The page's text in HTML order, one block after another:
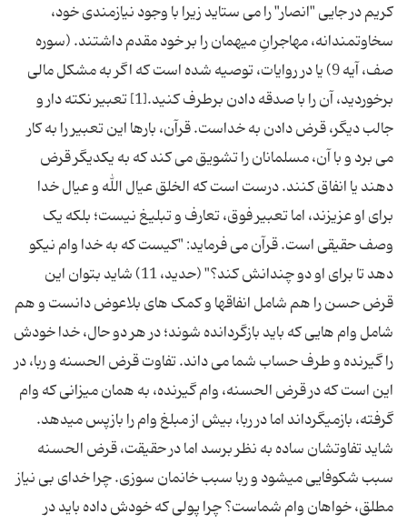
کریم در جایی "انصار" را می ستاید زیرا با وجود نیازمندی خود،
سخاوتمندانه، مهاجرانِ میهمان را بر خود مقدم داشتند. (سوره
صف، آیه 9) یا در روایات، توصیه شده است که اگر به مشکل مالی
برخوردید، آن را با صدقه دادن برطرف کنید.[1] تعبیر نکته ­دار و
جالب دیگر، قرض دادن به خداست. قرآن، بارها این تعبیر را به کار
می ­برد و با آن، مسلمانان را تشویق می­ کند که به یکدیگر قرض
دهند یا انفاق کنند. درست است که الخلق عیال الله و عیال خدا
برای او عزیزند، اما تعبیر فوق، تعارف و تبلیغ نیست؛ بلکه یک
وصف حقیقی است. قرآن می ­فرماید: "کیست که به خدا وام نیکو
دهد تا برای او دو چندانش کند؟" (حدید، 11) شاید بتوان این
قرض حسن را هم شامل انفاق­ها و کمک­ های بلاعوض دانست و هم
شامل وام­ هایی که باید بازگردانده شوند؛ در هر دو حال، خدا خودش
را گیرنده و طرف حساب شما می ­داند. تفاوت قرض الحسنه و ربا، در
این است که در قرض الحسنه، وام گیرنده، به همان میزانی که وام
گرفته، بازمی­گرداند اما در ربا، بیش از مبلغ وام را بازپس می­دهد.
شاید تفاوتشان ساده به نظر برسد اما در حقیقت، قرض الحسنه
سبب شکوفایی می­شود و ربا سبب خانمان سوزی. چرا خدای بی ­نیاز
مطلق، خواهان وام شماست؟ چرا پولی که خودش داده باید در